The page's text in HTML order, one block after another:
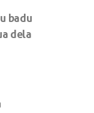
badu
dela